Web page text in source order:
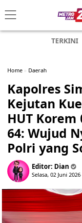
TERKINI
Home » Daerah
Kapolres
Kejutan
HUT
64: Wujud
Polri yang
Editor: Dian
Selasa, 02 Juni